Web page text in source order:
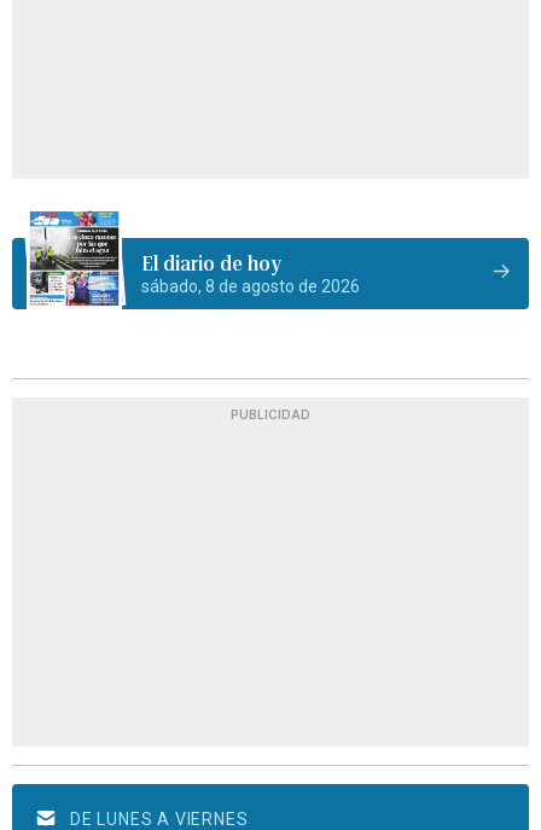
El diario de hoy
sábado, 8 de agosto de 2026
PUBLICIDAD
DE LUNES A VIERNES